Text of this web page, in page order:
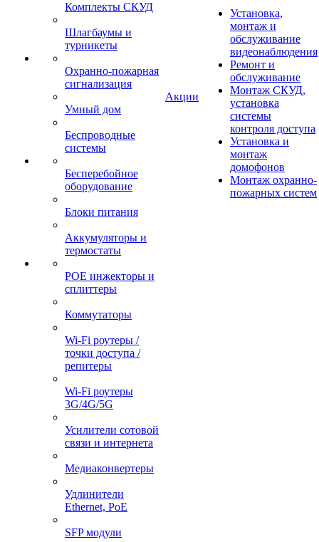
Комплекты СКУД
Шлагбаумы и
турникеты
Охранно-пожарная
сигнализация
Умный дом
Беспроводные
системы
Бесперебойное
оборудование
Блоки питания
Аккумуляторы и
термостаты
POE инжекторы и
сплиттеры
Коммутаторы
Wi-Fi роутеры /
точки доступа /
репитеры
Wi-Fi роутеры
3G/4G/5G
Усилители сотовой
связи и интернета
Медиаконвертеры
Удлинители
Ethernet, PoE
SFP модули
Акции
Установка,
монтаж и
обслуживание
видеонаблюдения
Ремонт и
обслуживание
Монтаж СКУД,
установка
системы
контроля доступа
Установка и
монтаж
домофонов
Монтаж охранно-
пожарных систем